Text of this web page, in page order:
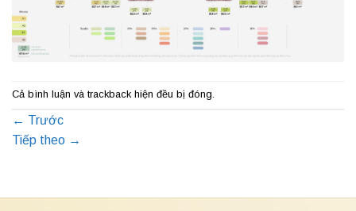
Cả bình luận và trackback hiện đều bị đóng.
← Trước
Tiếp theo →